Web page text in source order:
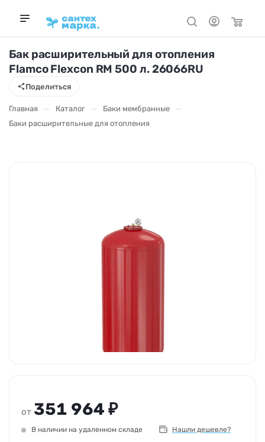
Поделиться
Бак расширительный для отопления
Flamco Flexcon RM 500 л. 26066RU
Главная — Каталог — Баки мембранные —
Баки расширительные для отопления
от 351 964 ₽
В наличии на удаленном складе Нашли дешевле?